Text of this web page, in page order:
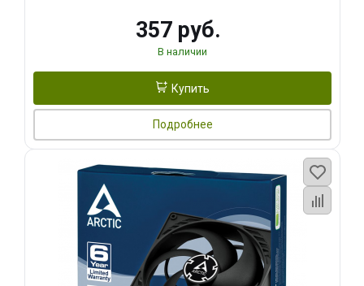
357 руб.
В наличии
Купить
Подробнее